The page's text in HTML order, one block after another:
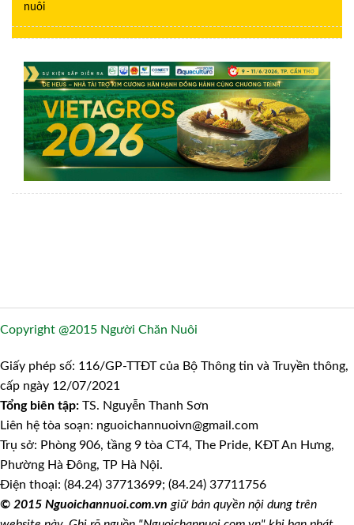
nuôi
Copyright @2015 Người Chăn Nuôi
Giấy phép số: 116/GP-TTĐT của Bộ Thông tin và Truyền thông,
cấp ngày 12/07/2021
Tổng biên tập: TS. Nguyễn Thanh Sơn
Liên hệ tòa soạn: nguoichannuoivn@gmail.com
Trụ sở: Phòng 906, tầng 9 tòa CT4, The Pride, KĐT An Hưng,
Phường Hà Đông, TP Hà Nội.
Điện thoại: (84.24) 37713699; (84.24) 37711756
© 2015 Nguoichannuoi.com.vn giữ bản quyền nội dung trên